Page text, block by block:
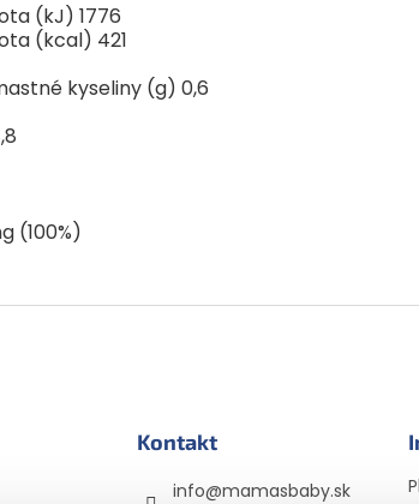
(kJ) 1776
(kcal) 421
kyseliny (g) 0,6
(100%)
Kontakt
info@mamasbaby.sk